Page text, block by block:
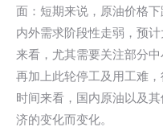
面：短期来说，原油价格
内外需求阶段性走弱，预
来看，尤其需要关注部分
再加上此轮停工及用工难
时间来看，国内原油以及
济的变化而变化。